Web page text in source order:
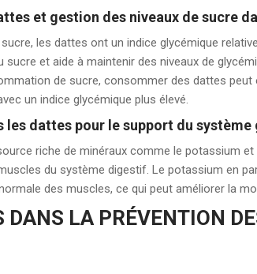
et gestion des niveaux de sucre
les dattes ont un indice glycémique
sucre et aide à maintenir des niveaux de
de sucre, consommer des dattes
un indice glycémique plus élevé.
les dattes pour le support du
riche de minéraux comme le potassium
du système digestif. Le potassium en
des muscles, ce qui peut améliorer la
DANS LA PRÉVENTION